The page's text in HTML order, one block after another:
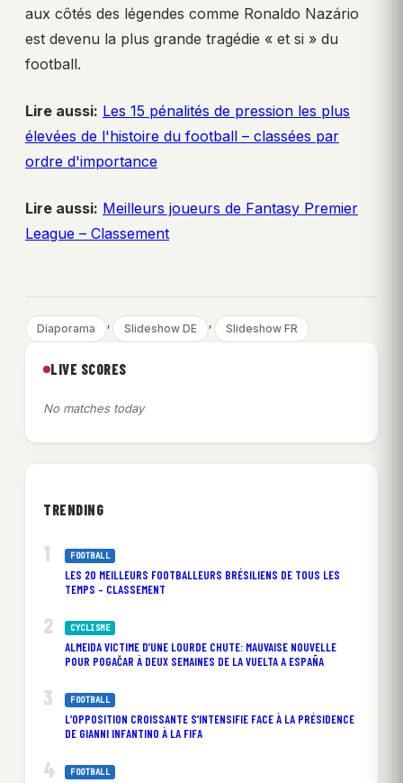
aux côtés des légendes comme Ronaldo Nazário
est devenu la plus grande tragédie « et si » du
football.
Lire aussi: Les 15 pénalités de pression les plus
élevées de l'histoire du football – classées par
ordre d'importance
Lire aussi: Meilleurs joueurs de Fantasy Premier
League – Classement
Diaporama , Slideshow DE , Slideshow FR
LIVE SCORES
No matches today
TRENDING
FOOTBALL
LES 20 MEILLEURS FOOTBALLEURS BRÉSILIENS DE TOUS LES
TEMPS – CLASSEMENT
CYCLISME
ALMEIDA VICTIME D’UNE LOURDE CHUTE: MAUVAISE NOUVELLE
POUR POGAČAR À DEUX SEMAINES DE LA VUELTA A ESPAÑA
FOOTBALL
L’OPPOSITION CROISSANTE S’INTENSIFIE FACE À LA PRÉSIDENCE
DE GIANNI INFANTINO À LA FIFA
FOOTBALL